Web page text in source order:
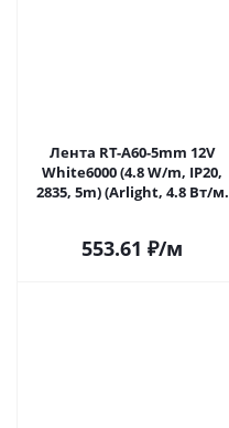
Лента RT-A60-5mm 12V
White6000 (4.8 W/m, IP20,
2835, 5m) (Arlight, 4.8 Вт/м,
553.61 ₽/м